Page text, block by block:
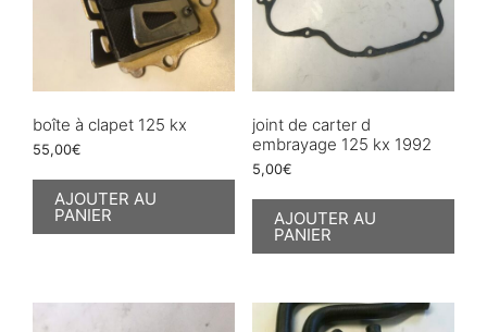
boîte à clapet 125 kx
55,00€
AJOUTER AU
PANIER
joint de carter d
embrayage 125 kx 1992
5,00€
AJOUTER AU
PANIER